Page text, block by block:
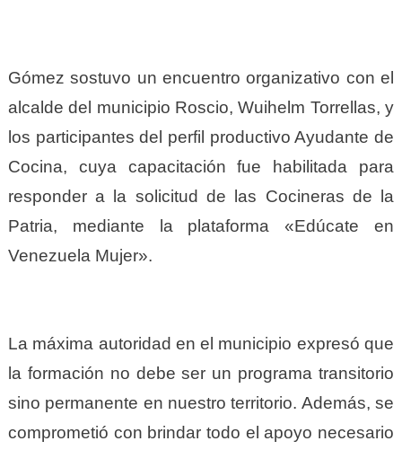
Gómez sostuvo un encuentro organizativo con el
alcalde del municipio Roscio, Wuihelm Torrellas, y
los participantes del perfil productivo Ayudante de
Cocina, cuya capacitación fue habilitada para
responder a la solicitud de las Cocineras de la
Patria, mediante la plataforma «Edúcate en
Venezuela Mujer».
La máxima autoridad en el municipio expresó que
la formación no debe ser un programa transitorio
sino permanente en nuestro territorio. Además, se
comprometió con brindar todo el apoyo necesario